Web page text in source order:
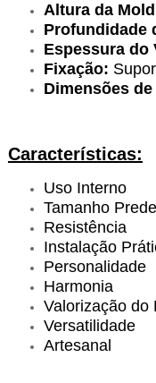
Altura da
Profundidade
Espessura do
Fixação:
Dimensões de
Características:
Uso Interno
Tamanho
Resistência
Instalação
Personalidade
Harmonia
Valorização do
Versatilidade
Artesanal